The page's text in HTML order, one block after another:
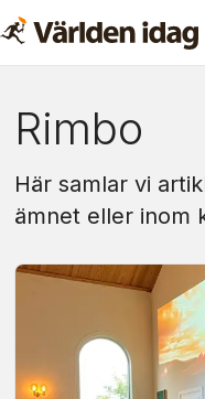
Om:
rimbo
Rimbo
Här samlar vi
ämnet eller inom